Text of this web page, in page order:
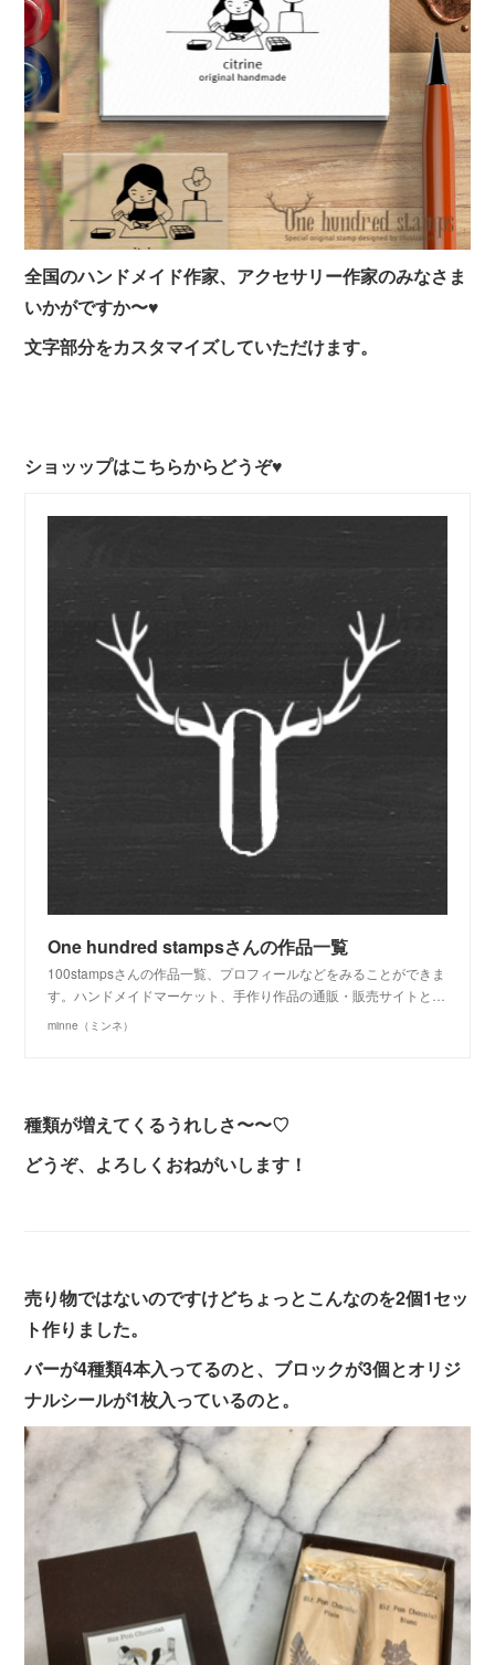
全国のハンドメイド作家、アクセサリー作家のみなさま
いかがですか〜♥
文字部分をカスタマイズしていただけます。
ショッップはこちらからどうぞ♥
One hundred stampsさんの作品一覧
100stampsさんの作品一覧、プロフィールなどをみることができま
す。ハンドメイドマーケット、手作り作品の通販・販売サイトと…
minne（ミンネ）
種類が増えてくるうれしさ〜〜♡
どうぞ、よろしくおねがいします！
売り物ではないのですけどちょっとこんなのを2個1セッ
ト作りました。
バーが4種類4本入ってるのと、ブロックが3個とオリジ
ナルシールが1枚入っているのと。